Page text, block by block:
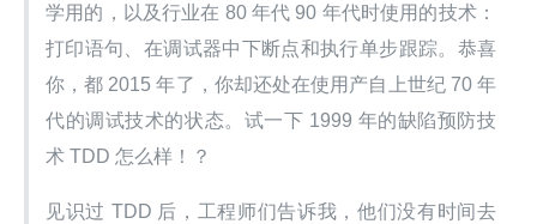
学用的，以及行业在 80 年代 90 年代时使用的技术：
打印语句、在调试器中下断点和执行单步跟踪。恭喜
你，都 2015 年了，你却还处在使用产自上世纪 70 年
代的调试技术的状态。试一下 1999 年的缺陷预防技
术 TDD 怎么样！？
见识过 TDD 后，工程师们告诉我，他们没有时间去